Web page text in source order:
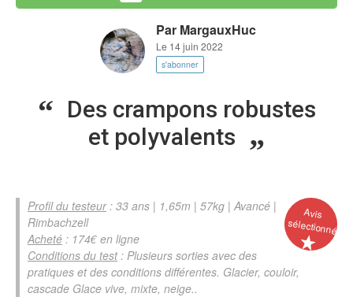
Par MargauxHuc
Le 14 juin 2022
s'abonner
Des crampons robustes
et polyvalents
Avis
sélectionné
Profil du testeur: 33 ans | 1,65m | 57kg | Avancé |
Rimbachzell
Acheté : 174€ en ligne
Conditions du test: Plusieurs sorties avec des
pratiques et des conditions différentes. Glacier, couloir,
cascade Glace vive, mixte, neige..